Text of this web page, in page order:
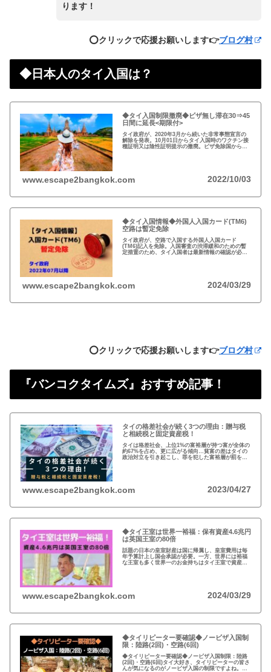
ります！
⭕️クリックで応援お願いします👉ブログ村
◆日本人のタイ入国は？
◆タイ入国制限撤廃◆ビザ無し滞在30⇒45
日間に延長<期限付>
タイ政府が、2020年3月から続いた非常事態宣言の
解除を発表。10月01日からタイ入国時のワクチン接
種証明又は陰性証明提示の撤廃。ビザ免除国からの
www.escape2bangkok.com 2022/10/03
◆タイ入国情報◆外国人入国カード(TM6)
空路は暫定免除
タイ政府が、空路で入国する外国人入国カード
(TM6)記入を免除。入国審査の渋滞緩和のための暫
定措置のため、タイ入国者は最新情報の確認が必
www.escape2bangkok.com 2024/03/29
⭕️クリックで応援お願いします👉ブログ村
『バンコクタイムズ』おすすめ記事！
タイの格差社会が続く3つの理由：贈与税
と相続税と固定資産税！
タイは格差社会、上位1%の富裕層が持つ富が全体の
約67%を占め、更に広がる傾向…貧富の差はタイの
政治対立を引き起こし、罪を犯した富裕層が罰を免
www.escape2bangkok.com 2023/04/27
◆タイ王室は世界一裕福：保有資産4.6兆円
は英国王室の80倍
話題の日本の皇室財産は国に帰属し、皇室費用は毎
年予算計上し国会承認が必要。一方、世界には裕福
な王室も多く世界一のお金持ちはタイ王室で資産は
www.escape2bangkok.com 2024/03/29
◆タイリピーター要確認◆ノービザ入国制
限：陸路(2回)・空路(6回)
◆タイリピーター要確認◆ノービザ入国制限：陸路
(2回)・空路(6回)タイ大好き、タイリピーターの皆さ
んが気になるのがノービザ入国の制限ですよね。近